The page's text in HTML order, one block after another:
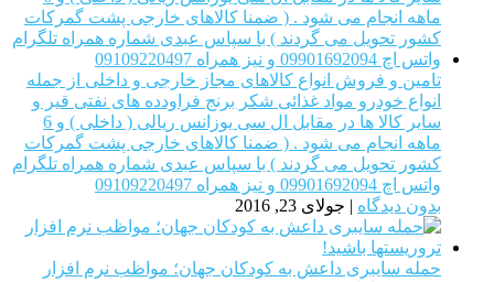
تامین و فروش انواع کالاهای مجاز خارجی و داخلی از جمله
انواع خودرو مواد غذائی شکر برنج فراودده های نفتی قیر و
سایر کالا ها در مقابل ال سی یوزانس ریالی ( داخلی ) و 6
ماهه انجام می شود . ( ضمنا کالاهای خارجی پشت گمرکات
کشور تحویل می گردند ) با سپاس عبدی شماره همراه تلگرام
واتس اچ 09901692094 و نیز همراه 09109220497
بدون دیدگاه | جولای 23, 2016
حمله سایبری داعش به کودکان جهان؛ مواظب نرم افزار